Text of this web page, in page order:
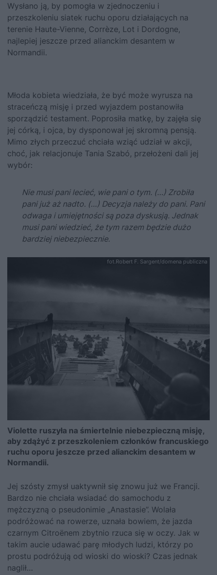
Wysłano ją, by pomogła w zjednoczeniu i
przeszkoleniu siatek ruchu oporu działających na
terenie Haute-Vienne, Corrèze, Lot i Dordogne,
najlepiej jeszcze przed alianckim desantem w
Normandii.
Młoda kobieta wiedziała, że być może wyrusza na
straceńczą misję i przed wyjazdem postanowiła
sporządzić testament. Poprosiła matkę, by zajęła się
jej córką, i ojca, by dysponował jej skromną pensją.
Mimo złych przeczuć chciała wziąć udział w akcji,
choć, jak relacjonuje Tania Szabó, przełożeni dali jej
wybór:
Nie musi pani lecieć, wie pani o tym. (…) Zrobiła
pani już aż nadto. (…) Decyzja należy do pani. Pani
odwaga i umiejętności są poza dyskusją. Jednak
musi pani wiedzieć, że tym razem będzie dużo
bardziej niebezpiecznie.
fot.Robert F. Sargent/domena publiczna
Violette ruszyła na śmiertelnie niebezpieczną misję,
aby zdążyć z przeszkoleniem członków francuskiego
ruchu oporu jeszcze przed alianckim desantem w
Normandii.
Jej szósty zmysł uaktywnił się znowu już we Francji.
Bardzo nie chciała wsiadać do samochodu z
mężczyzną o pseudonimie „Anastasie”. Wolała
podróżować na rowerze, uznała bowiem, że jazda
czarnym Citroënem zbytnio rzuca się w oczy. Jak w
takim aucie udawać parę młodych ludzi, którzy po
prostu podróżują od wioski do wioski? Czas jednak
naglił…